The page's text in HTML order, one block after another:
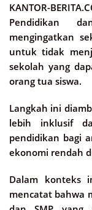
KANTOR-
Pendidikan
mengingatkan
untuk tidak
sekolah yang
orang tua siswa.
Langkah ini
lebih inklusif
pendidikan bagi
ekonomi rendah
Dalam konteks
mencatat bahwa